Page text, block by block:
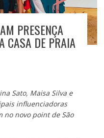
PRESENÇA
CASA DE PRAIA
Sato, Maisa Silva e
influenciadoras
no novo point de São